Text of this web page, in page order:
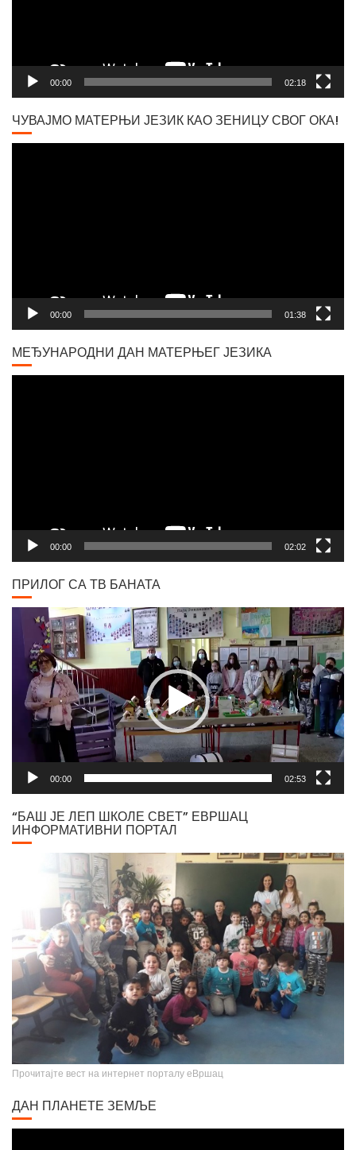
00:00
ЧУВАЈМО МАТЕРЊИ ЈЕЗИК КАО ЗЕНИЦУ СВОГ ОКА!
Video
00:00
МЕЂУНАРОДНИ ДАН МАТЕРЊЕГ ЈЕЗИКА
Video
00:00
ПРИЛОГ СА ТВ БАНАТА
Video
Player
00:00 02:53
“БАШ ЈЕ ЛЕП ШКОЛЕ СВЕТ” ЕВРШАЦ
ИНФОРМАТИВНИ ПОРТАЛ
Прочитајте вест на интернет порталу еВршац
Video